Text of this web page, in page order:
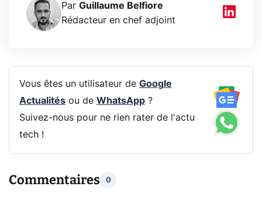
Par Guillaume Belfiore
Rédacteur en chef adjoint
Vous êtes un utilisateur de Google
Actualitésou de WhatsApp?
Suivez-nous pour ne rien rater de l'actu
tech !
Commentaires 0